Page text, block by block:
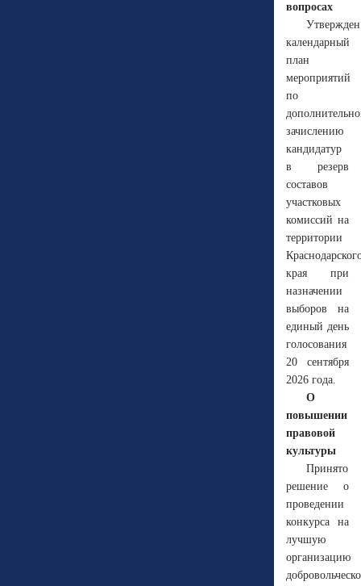
вопросах
Утвержден
календарный
план
мероприятий
по
зачислению
кандидатур
в резерв
составов
участковых
комиссий на
территории
края при
назначении
выборов на
единый день
голосования
20 сентября
2026 года.
О
повышении
правовой
культуры
Принято
решение о
проведении
конкурса на
лучшую
организацию